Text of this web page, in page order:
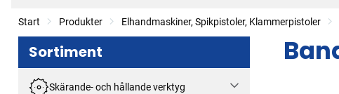
Start Produkter Elhandmaskiner, Spikpistoler, Klammerpistoler
Sortiment
Skärande- och hållande verktyg